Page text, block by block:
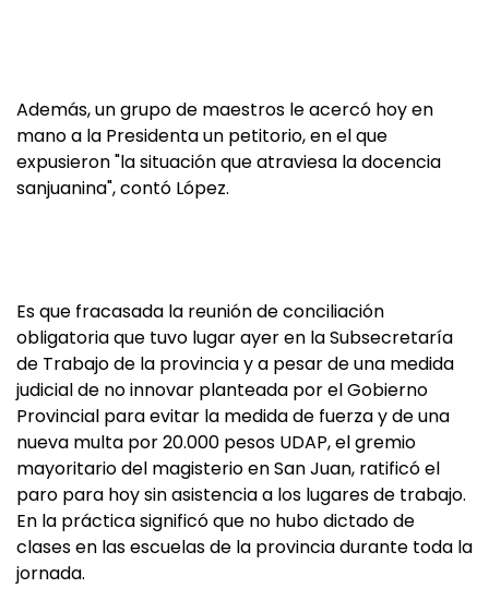
Además, un grupo de maestros le acercó hoy en
mano a la Presidenta un petitorio, en el que
expusieron "la situación que atraviesa la docencia
sanjuanina", contó López.
Es que fracasada la reunión de conciliación
obligatoria que tuvo lugar ayer en la Subsecretaría
de Trabajo de la provincia y a pesar de una medida
judicial de no innovar planteada por el Gobierno
Provincial para evitar la medida de fuerza y de una
nueva multa por 20.000 pesos UDAP, el gremio
mayoritario del magisterio en San Juan, ratificó el
paro para hoy sin asistencia a los lugares de trabajo.
En la práctica significó que no hubo dictado de
clases en las escuelas de la provincia durante toda la
jornada.